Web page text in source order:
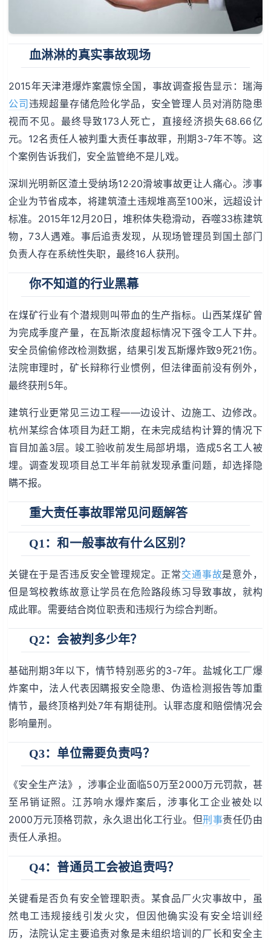
血淋淋的真实事故现场
2015年天津港爆炸案震惊全国，事故调查报告显示：瑞海
公司违规超量存储危险化学品，安全管理人员对消防隐患
视而不见。最终导致173人死亡，直接经济损失68.66亿
元。12名责任人被判重大责任事故罪，刑期3-7年不等。这
个案例告诉我们，安全监管绝不是儿戏。
深圳光明新区渣土受纳场12·20滑坡事故更让人痛心。涉事
企业为节省成本，将建筑渣土违规堆高至100米，远超设计
标准。2015年12月20日，堆积体失稳滑动，吞噬33栋建筑
物，73人遇难。事后追责发现，从现场管理员到国土部门
负责人存在系统性失职，最终16人获刑。
你不知道的行业黑幕
在煤矿行业有个潜规则叫带血的生产指标。山西某煤矿曾
为完成季度产量，在瓦斯浓度超标情况下强令工人下井。
安全员偷偷修改检测数据，结果引发瓦斯爆炸致9死21伤。
法院审理时，矿长辩称行业惯例，但法律面前没有例外，
最终获刑5年。
建筑行业更常见三边工程——边设计、边施工、边修改。
杭州某综合体项目为赶工期，在未完成结构计算的情况下
盲目加盖3层。竣工验收前发生局部坍塌，造成5名工人被
埋。调查发现项目总工半年前就发现承重问题，却选择隐
瞒不报。
重大责任事故罪常见问题解答
Q1：和一般事故有什么区别？
关键在于是否违反安全管理规定。正常交通事故是意外，
但是驾校教练故意让学员在危险路段练习导致事故，就构
成此罪。需要结合岗位职责和违规行为综合判断。
Q2：会被判多少年？
基础刑期3年以下，情节特别恶劣的3-7年。盐城化工厂爆
炸案中，法人代表因瞒报安全隐患、伪造检测报告等加重
情节，最终顶格判处7年有期徒刑。认罪态度和赔偿情况会
影响量刑。
Q3：单位需要负责吗？
《安全生产法》，涉事企业面临50万至2000万元罚款，甚
至吊销证照。江苏响水爆炸案后，涉事化工企业被处以
2000万元顶格罚款，永久退出化工行业。但刑事责任仍由
责任人承担。
Q4：普通员工会被追责吗？
关键看是否负有安全管理职责。某食品厂火灾事故中，虽
然电工违规接线引发火灾，但因他确实没有安全培训经
历，法院认定主要追责对象是未组织培训的厂长和安全主